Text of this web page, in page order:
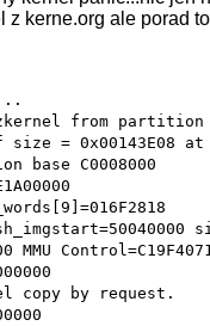
z kerne.org ale porad
from partition
= 0x00143E08 at
base C0008000
MMU
copy by request.